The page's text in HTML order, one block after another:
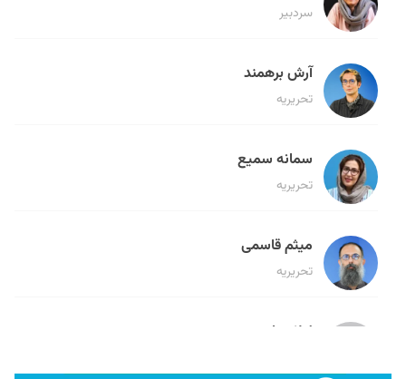
سردبیر
آرش برهمند
تحریریه
سمانه سمیع
تحریریه
میثم قاسمی
تحریریه
لیلا حنارود